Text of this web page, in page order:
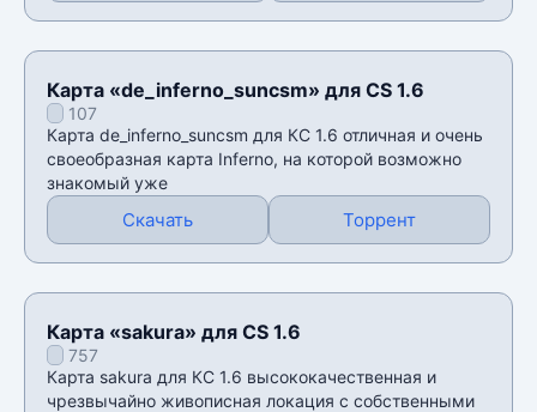
Карта «de_inferno_suncsm» для CS 1.6
107
Карта de_inferno_suncsm для КС 1.6 отличная и очень
своеобразная карта Inferno, на которой возможно
знакомый уже
Скачать Торрент
Карта «sakura» для CS 1.6
757
Карта sakura для КС 1.6 высококачественная и
чрезвычайно живописная локация с собственными